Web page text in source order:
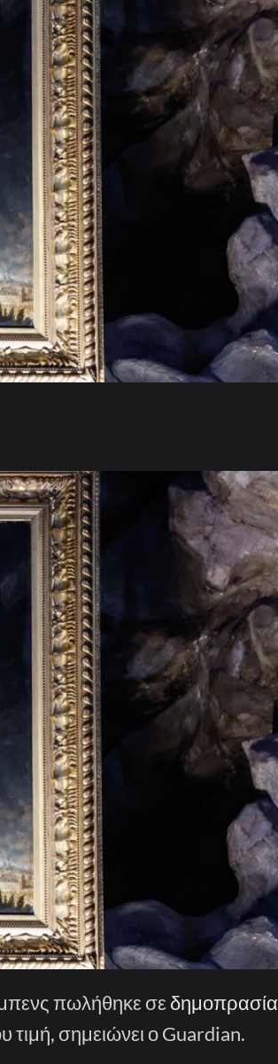
πωλήθηκε σε δημοπρασία
σημειώνει ο Guardian.